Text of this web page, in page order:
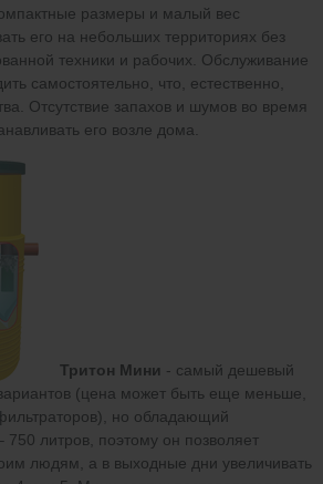
размеры и малый вес
его на небольших территориях без
техники и рабочих. Обслуживание
самостоятельно, что, естественно,
Отсутствие запахов и шумов во время
его возле дома.
Тритон Мини - самый дешевый
(цена может быть еще меньше,
но обладающий
литров, поэтому он позволяет
людям, а в выходные дни увеличивать